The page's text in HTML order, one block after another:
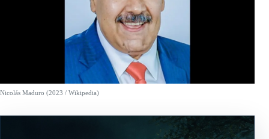
Nicolás Maduro (2023 / Wikipedia)